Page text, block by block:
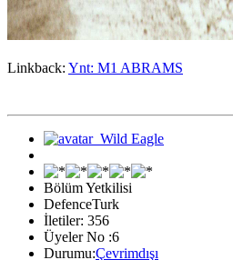
Linkback: Ynt: M1 ABRAMS
Bölüm Yetkilisi
DefenceTurk
İletiler: 356
Üyeler No :6
Durumu:Çevrimdışı